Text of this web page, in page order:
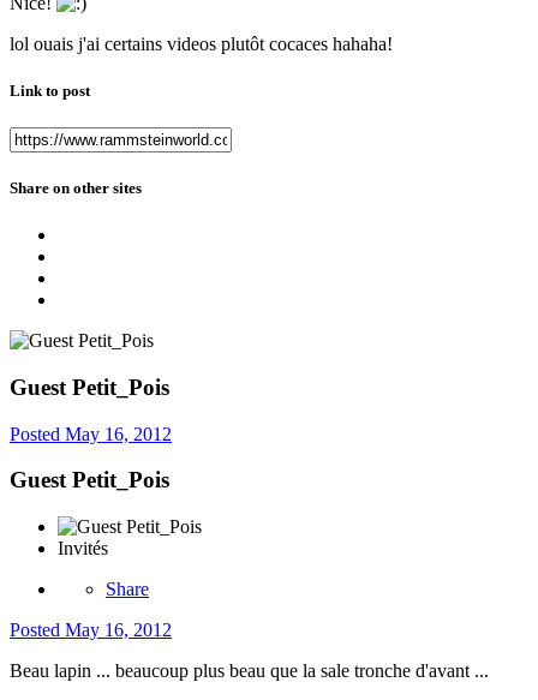
lol ouais j'ai certains videos plutôt cocaces hahaha!
Link to post
Share on other sites
Guest Petit_Pois
Posted May 16, 2012
Guest Petit_Pois
Invités
Share
Posted May 16, 2012
Beau lapin ... beaucoup plus beau que la sale tronche d'avant ...